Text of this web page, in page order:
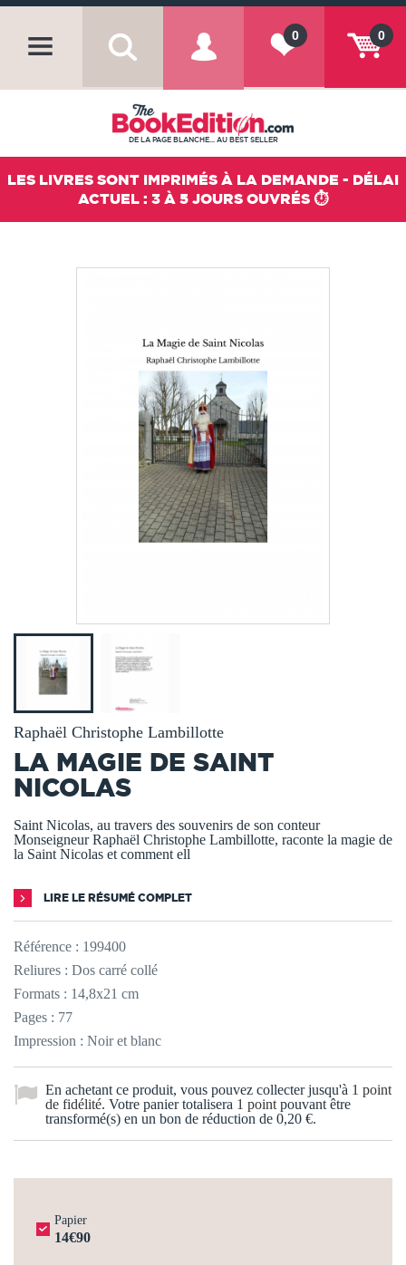
0
0
DE LA PAGE BLANCHE... AU BEST SELLER
LES LIVRES SONT IMPRIMÉS À LA DEMANDE - DÉLAI
ACTUEL : 3 À 5 JOURS OUVRÉS ⏱️
Raphaël Christophe Lambillotte
LA MAGIE DE SAINT
NICOLAS
Saint Nicolas, au travers des souvenirs de son conteur
Monseigneur Raphaël Christophe Lambillotte, raconte la magie de
la Saint Nicolas et comment ell
LIRE LE RÉSUMÉ COMPLET
Référence : 199400
Reliures : Dos carré collé
Formats : 14,8x21 cm
Pages : 77
Impression : Noir et blanc
En achetant ce produit, vous pouvez collecter jusqu'à 1 point
de fidélité. Votre panier totalisera 1 point pouvant être
transformé(s) en un bon de réduction de 0,20 €.
Papier
14€90